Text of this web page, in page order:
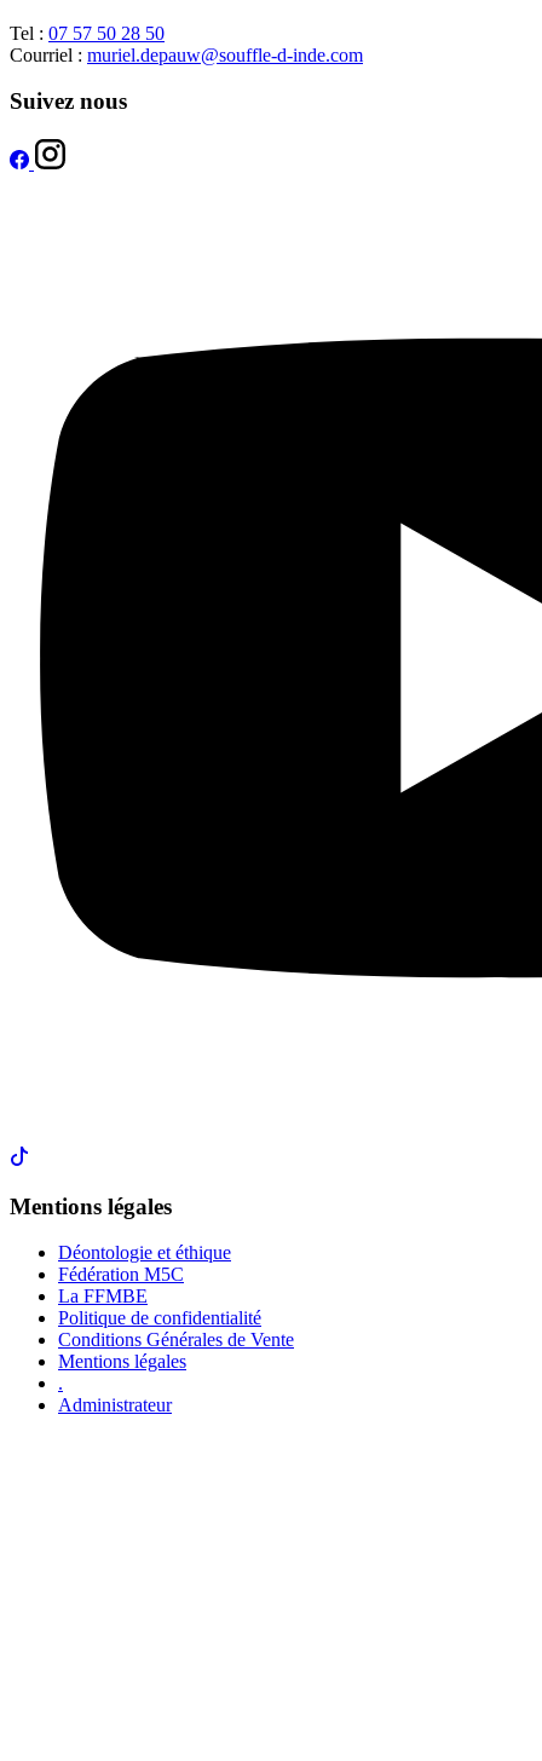
Tel : 07 57 50 28 50
Courriel : muriel.depauw@souffle-d-inde.com
Suivez nous
Mentions légales
Déontologie et éthique
Fédération M5C
La FFMBE
Politique de confidentialité
Conditions Générales de Vente
Mentions légales
.
Administrateur